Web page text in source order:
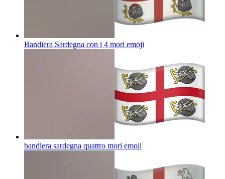
Bandiera Sardegna con i 4 mori emoji
bandiera sardegna quattro mori emoji